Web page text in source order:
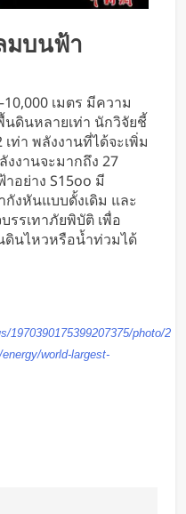
มบนฟ้า
เมตร มีความ
ดินหลายเท่า นักวิจัยชี้
ท่า พลังงานที่ได้จะเพิ่ม
งงานจะมากถึง 27
อย่าง S15oo มี
งหันแบบดั้งเดิม และ
รรเทาภัยพิบัติ เพื่อ
ดินไหวหรือน้ำท่วมได้
1970390175399207375/photo/2
world-largest-